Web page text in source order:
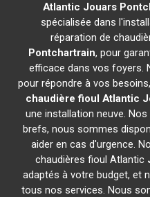
Atlantic Jouars
spécialisée dans
réparation de
Pontchartrain, pour
efficace dans vos foyers.
pour répondre à vos
chaudière fioul Atlantic
une installation neuve.
brefs, nous sommes
aider en cas d'urgence.
chaudières fioul Atlantic
adaptés à votre budget, et
tous nos services. Nous